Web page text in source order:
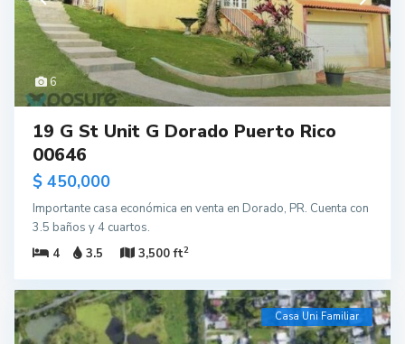
6
19 G St Unit G Dorado Puerto Rico
00646
$ 450,000
Importante casa económica en venta en Dorado, PR. Cuenta con
3.5 baños y 4 cuartos.
4
3.5 3,500 ft2
Casa Uni Familiar